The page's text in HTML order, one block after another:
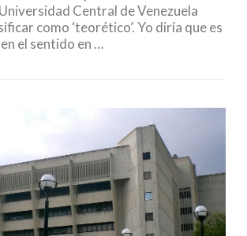
VIEW POST
Central de Venezuela
como ‘teorético’. Yo diría que es
el sentido en …